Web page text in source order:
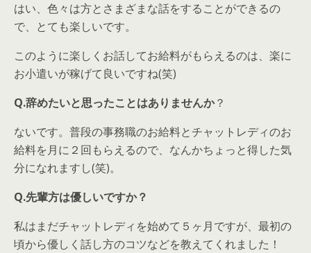
はい、色々は方とさまざまな話をすることができるの
で、とても楽しいです。
このように楽しくお話してお給料がもらえるのは、楽に
お小遣いが稼げて良いですね(笑)
Q.辞めたいと思ったことはありませんか？
ないです。普段の事務職のお給料とチャットレディのお
給料を月に２回もらえるので、なんかちょっと得した気
分になれますし(笑)。
Q.先輩方は優しいですか？
私はまだチャットレディを始めて５ヶ月ですが、最初の
頃から優しく話し方のコツなどを教えてくれました！